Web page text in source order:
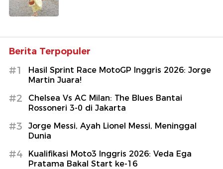
Berita Terpopuler
#1
Hasil Sprint Race MotoGP Inggris 2026: Jorge
Martin Juara!
#2
Chelsea Vs AC Milan: The Blues Bantai
Rossoneri 3-0 di Jakarta
#3
Jorge Messi, Ayah Lionel Messi, Meninggal
Dunia
#4
Kualifikasi Moto3 Inggris 2026: Veda Ega
Pratama Bakal Start ke-16